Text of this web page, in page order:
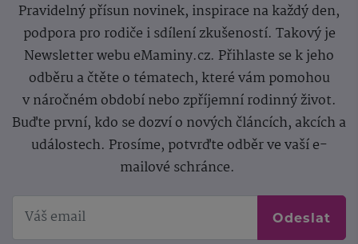
Pravidelný přísun novinek, inspirace na každý den,
podpora pro rodiče i sdílení zkušeností. Takový je
Newsletter webu eMaminy.cz. Přihlaste se k jeho
odběru a čtěte o tématech, které vám pomohou
v náročném období nebo zpříjemní rodinný život.
Buďte první, kdo se dozví o nových článcích, akcích a
událostech. Prosíme, potvrďte odběr ve vaší e-
mailové schránce.
Odeslat